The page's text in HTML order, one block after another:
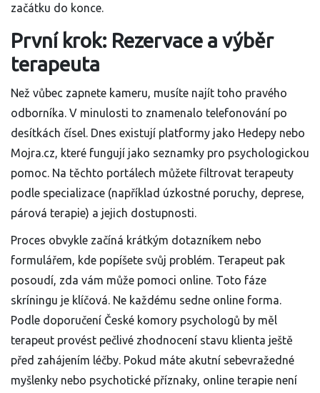
začátku do konce.
První krok: Rezervace a výběr
terapeuta
Než vůbec zapnete kameru, musíte najít toho pravého
odborníka. V minulosti to znamenalo telefonování po
desítkách čísel. Dnes existují platformy jako Hedepy nebo
Mojra.cz, které fungují jako seznamky pro psychologickou
pomoc. Na těchto portálech můžete filtrovat terapeuty
podle specializace (například úzkostné poruchy, deprese,
párová terapie) a jejich dostupnosti.
Proces obvykle začíná krátkým dotazníkem nebo
formulářem, kde popíšete svůj problém. Terapeut pak
posoudí, zda vám může pomoci online. Toto fáze
skríningu je klíčová. Ne každému sedne online forma.
Podle doporučení České komory psychologů by měl
terapeut provést pečlivé zhodnocení stavu klienta ještě
před zahájením léčby. Pokud máte akutní sebevražedné
myšlenky nebo psychotické příznaky, online terapie není